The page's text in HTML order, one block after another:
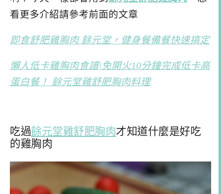
看更多介紹請參考前面的文章
即食舒肥雞胸肉 餘元堂，健身餐備餐快速搞定
懶人低卡雞胸肉食譜|免開火10分鐘完成低卡高
蛋白餐！ 餘元堂雞舒肥胸肉料理
吃過餘元堂雞舒肥胸肉才知道什麼是好吃
的雞胸肉